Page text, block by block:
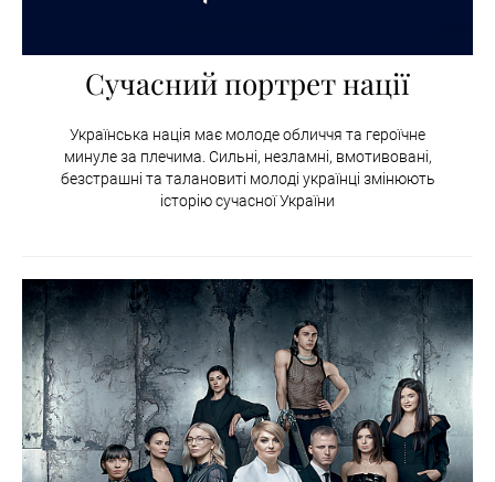
Сучасний портрет нації
Українська нація має молоде обличчя та героїчне
минуле за плечима. Сильні, незламні, вмотивовані,
безстрашні та талановиті молоді українці змінюють
історію сучасної України